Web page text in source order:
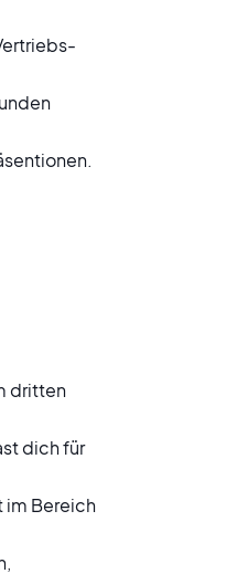
dritten
dich für
im Bereich